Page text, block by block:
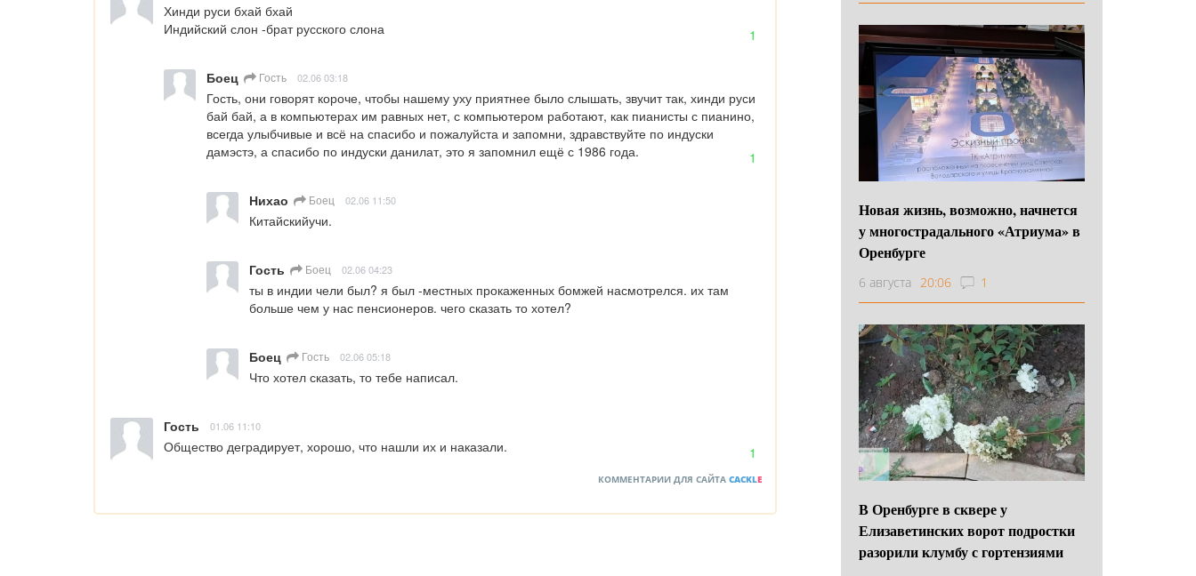
Хинди руси бхай бхай
Индийский слон -брат русского слона
1
Боец Гость 02.06 03:18
Гость, они говорят короче, чтобы нашему уху приятнее было слышать, звучит так, хинди руси
бай бай, а в компьютерах им равных нет, с компьютером работают, как пианисты с пианино,
всегда улыбчивые и всё на спасибо и пожалуйста и запомни, здравствуйте по индуски
дамэстэ, а спасибо по индуски данилат, это я запомнил ещё с 1986 года.
1
Нихао Боец 02.06 11:50
Китайскийучи.
Гость Боец 02.06 04:23
ты в индии чели был? я был -местных прокаженных бомжей насмотрелся. их там
больше чем у нас пенсионеров. чего сказать то хотел?
Боец Гость 02.06 05:18
Что хотел сказать, то тебе написал.
Гость 01.06 11:10
Общество деградирует, хорошо, что нашли их и наказали. 1
КОММЕНТАРИИ ДЛЯ САЙТА CACKLE
Новая жизнь, возможно, начнется
у многострадального «Атриума» в
Оренбурге
6 августа 20:06 1
В Оренбурге в сквере у
Елизаветинских ворот подростки
разорили клумбу с гортензиями